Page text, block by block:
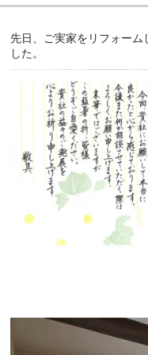
先日、ご実家をリフォーム
した。